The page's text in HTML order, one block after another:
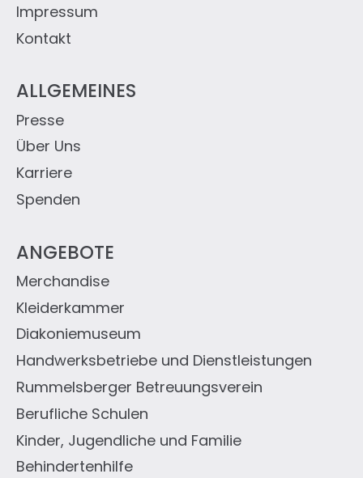
ANGEBOTE
Behindertenhilfe
Kinder, Jugendliche und Familie
Berufliche Schulen
Rummelsberger Betreuungsverein
Handwerksbetriebe und Dienstleistungen
Diakoniemuseum
Kleiderkammer
Merchandise
ALLGEMEINES
Spenden
Karriere
Über Uns
Presse
Kontakt
Impressum